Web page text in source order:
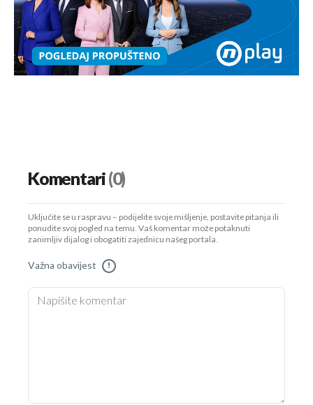
Komentari(0)
Uključite se u raspravu – podijelite svoje mišljenje, postavite pitanja ili
ponudite svoj pogled na temu. Vaš komentar može potaknuti
zanimljiv dijalog i obogatiti zajednicu našeg portala.
Važna obavijest !